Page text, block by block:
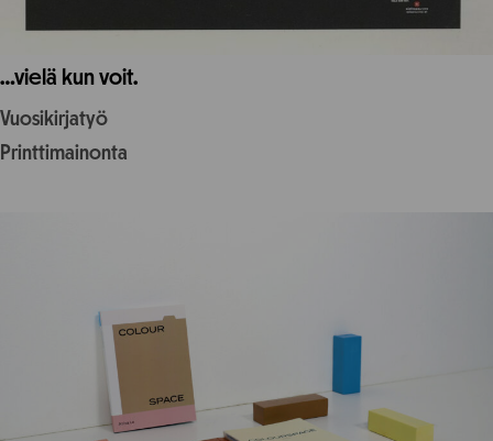
…vielä kun voit.
Vuosikirjatyö
Printtimainonta